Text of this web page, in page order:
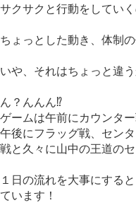
サクサクと行動をしてい
ちょっとした動き、体制
いや、それはちょっと違う
ん？んんん⁉
ゲームは午前にカウンタ
午後にフラッグ戦、セン
戦と久々に山中の王道のセ
１日の流れを大事にする
ています！